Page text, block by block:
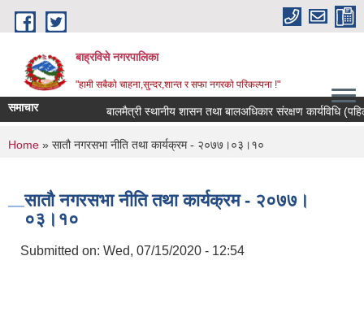
Skip to main content
बाह्रविसे नगरपालिका
"हामी सबैकाे चाहना,सुन्दर,शान्त र सफा नगरकाे परिकल्पना !"
समाचार बालमैत्री स्थानीय शासन तथा बालअधिकार संरक्षण कार्यविधि
You are here
Home » सातौ नगरसभा नीति तथा कार्यक्रम - २०७७।०३।१०
सातौ नगरसभा नीति तथा कार्यक्रम - २०७७।
०३।१०
Submitted on: Wed, 07/15/2020 - 12:54